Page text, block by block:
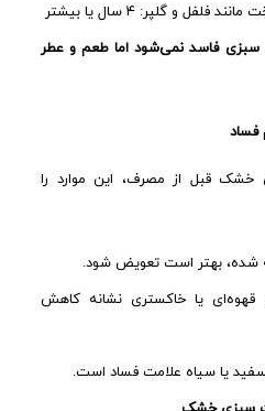
و گلپر: ۴ سال یا بیشتر
فاسد نمی‌شود اما طعم و عطر
خشک قبل از مصرف، این موارد را
شده، بهتر است تعویض شود.
یا خاکستری نشانه کاهش
یا سیاه علامت فساد است.